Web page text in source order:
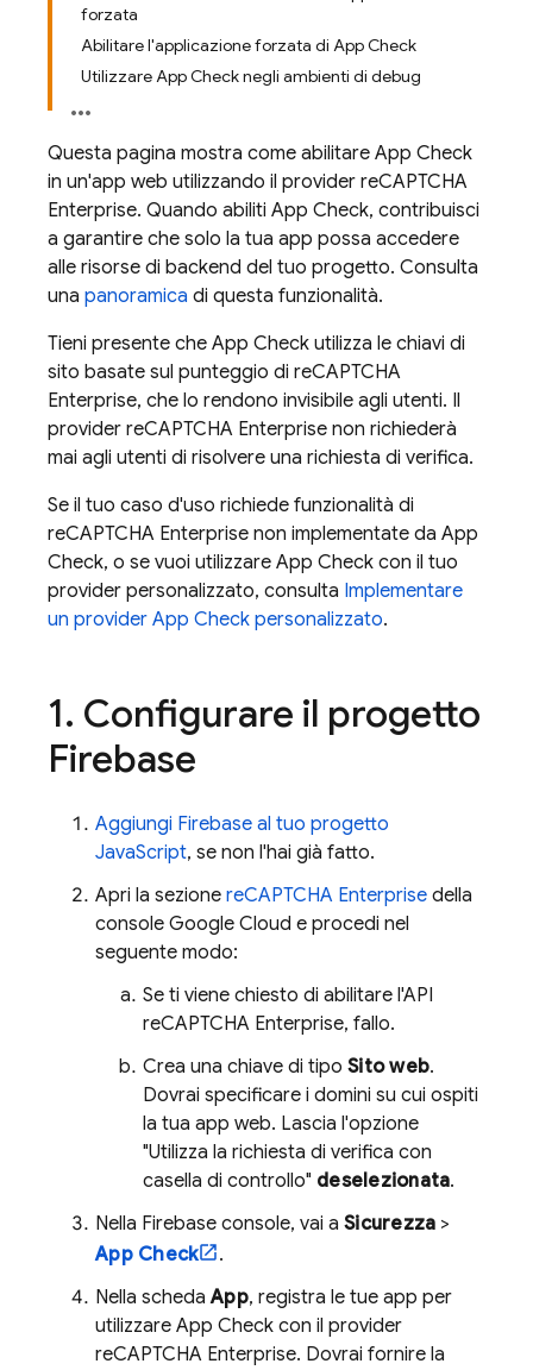
forzata
Abilitare l'applicazione forzata di App Check
Utilizzare App Check negli ambienti di debug
Questa pagina mostra come abilitare App Check
in un'app web utilizzando il provider reCAPTCHA
Enterprise. Quando abiliti App Check, contribuisci
a garantire che solo la tua app possa accedere
alle risorse di backend del tuo progetto. Consulta
una panoramica di questa funzionalità.
Tieni presente che App Check utilizza le chiavi di
sito basate sul punteggio di reCAPTCHA
Enterprise, che lo rendono invisibile agli utenti. Il
provider reCAPTCHA Enterprise non richiederà
mai agli utenti di risolvere una richiesta di verifica.
Se il tuo caso d'uso richiede funzionalità di
reCAPTCHA Enterprise non implementate da App
Check, o se vuoi utilizzare App Check con il tuo
provider personalizzato, consulta Implementare
un provider App Check personalizzato.
1. Configurare il progetto
Firebase
Aggiungi Firebase al tuo progetto
JavaScript, se non l'hai già fatto.
Apri la sezione reCAPTCHA Enterprise della
console Google Cloud e procedi nel
seguente modo:
Se ti viene chiesto di abilitare l'API
reCAPTCHA Enterprise, fallo.
Crea una chiave di tipo Sito web.
Dovrai specificare i domini su cui ospiti
la tua app web. Lascia l'opzione
"Utilizza la richiesta di verifica con
casella di controllo" deselezionata.
Nella Firebase console, vai a Sicurezza >
App Check
.
Nella schedaApp, registra le tue app per
utilizzare App Check con il provider
reCAPTCHA Enterprise. Dovrai fornire la